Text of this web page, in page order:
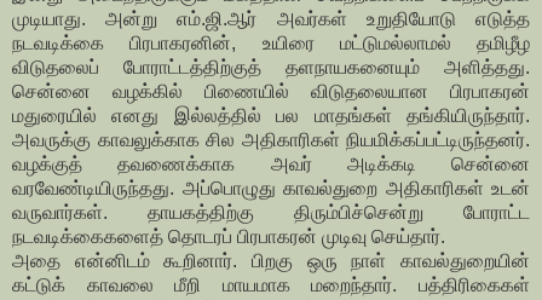
முடியாது. அன்று எம்.ஜி.ஆர் அவர்கள் உறுதியோடு எடுத்த
நடவடிக்கை பிரபாகரனின், உயிரை மட்டுமல்லாமல் தமிழீழ
விடுதலைப் போராட்டத்திற்குத் தளநாயகனையும் அளித்தது.
சென்னை வழக்கில் பிணையில் விடுதலையான பிரபாகரன்
மதுரையில் எனது இல்லத்தில் பல மாதங்கள் தங்கியிருந்தார்.
அவருக்கு காவலுக்காக சில அதிகாரிகள் நியமிக்கப்பட்டிருந்தனர்.
வழக்குத் தவணைக்காக அவர் அடிக்கடி சென்னை
வரவேண்டியிருந்தது. அப்பொழுது காவல்துறை அதிகாரிகள் உடன்
வருவார்கள். தாயகத்திற்கு திரும்பிச்சென்று போராட்ட
நடவடிக்கைகளைத் தொடரப் பிரபாகரன் முடிவு செய்தார்.
அதை என்னிடம் கூறினார். பிறகு ஒரு நாள் காவல்துறையின்
கட்டுக் காவலை மீறி மாயமாக மறைந்தார். பத்திரிகைகள்